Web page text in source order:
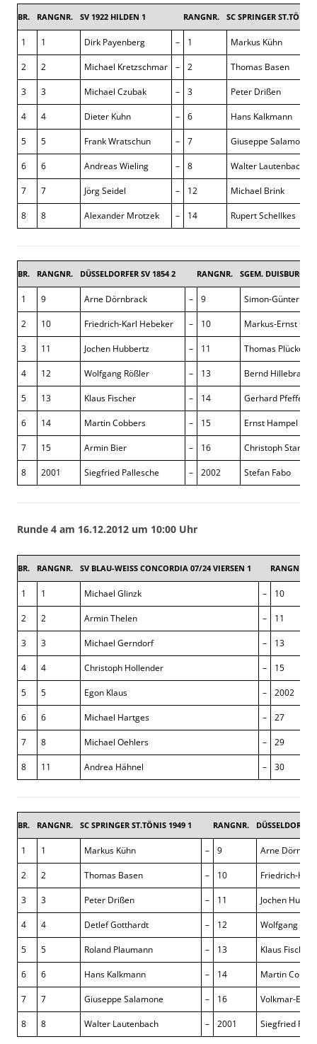
BR. RANGNR. SV 1922 HILDEN 1 RANGNR. SC SPRINGER
1 1 Dirk Payenberg – 1 Markus Kühn
2 2 Michael Kretzschmar – 2 Thomas Basen
3 3 Michael Czubak – 3 Peter Drißen
4 4 Dieter Kuhn – 6 Hans Kalkmann
5 5 Frank Wratschun – 7 Giuseppe Salamone
6 6 Andreas Wieling – 8 Walter Lautenbach
7 7 Jörg Seidel – 12 Michael Brink
8 8 Alexander Mrotzek – 14 Rupert Schellkes
BR. RANGNR. DÜSSELDORFER SV 1854 2 RANGNR. SGEM. DUISBURG-
1 9 Arne Dörnbrack – 9 Simon-Günter
2 10 Friedrich-Karl Hebeker – 10 Markus-Ernst
3 11 Jochen Hubbertz – 11 Thomas
4 12 Wolfgang Rößler – 13 Bernd Hillebrand
5 13 Klaus Fischer – 14 Gerhard Pfefferle
6 14 Martin Cobbers – 15 Ernst Hampel
7 15 Armin Bier – 16 Christoph
8 2001 Siegfried Pallesche – 2002 Stefan Fabo
Runde 4 am 16.12.2012 um 10:00 Uhr
BR. RANGNR. SV BLAU-WEISS CONCORDIA 07/24 VIERSEN 1 RANGNR.
1 1 Michael Glinzk – 10
2 2 Armin Thelen – 11
3 3 Michael Gerndorf – 13
4 4 Christoph Hollender – 15
5 5 Egon Klaus – 2002
6 6 Michael Hartges – 27
7 8 Michael Oehlers – 29
8 11 Andrea Hähnel – 30
BR. RANGNR. SC SPRINGER ST.TÖNIS 1949 1 RANGNR.
1 1 Markus Kühn – 9 Arne
2 2 Thomas Basen – 10 Friedrich-Karl
3 3 Peter Drißen – 11 Jochen
4 4 Detlef Gotthardt – 12 Wolfgang
5 5 Roland Plaumann – 13 Klaus Fischer
6 6 Hans Kalkmann – 14 Martin
7 7 Giuseppe Salamone – 16 Volkmar-Erik
8 8 Walter Lautenbach – 2001 Siegfried